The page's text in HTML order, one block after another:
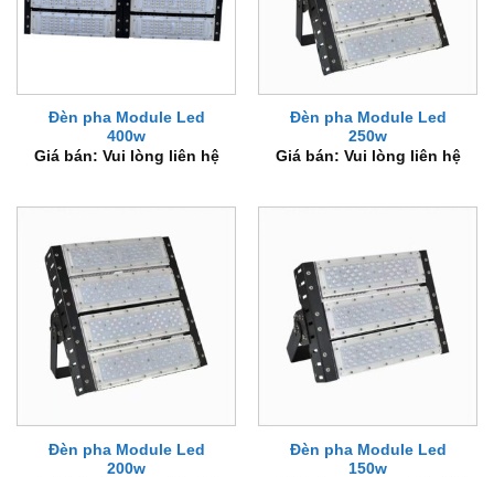
Đèn pha Module Led
400w
Giá bán: Vui lòng liên hệ
Đèn pha Module Led
250w
Giá bán: Vui lòng liên hệ
Đèn pha Module Led
200w
Đèn pha Module Led
150w